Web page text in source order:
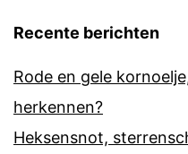
Recente berichten
Rode en gele
herkennen?
Heksensnot,